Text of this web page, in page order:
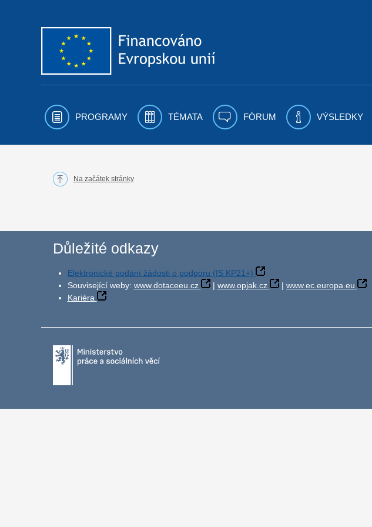
PROGRAMY TÉMATA FÓRUM VÝSLEDKY
Na začátek stránky
Důležité odkazy
Elektronické podání žádosti o podporu (IS KP21+)
Související weby: www.dotaceeu.cz | www.opjak.cz | www.ec.europa.eu
Kariéra